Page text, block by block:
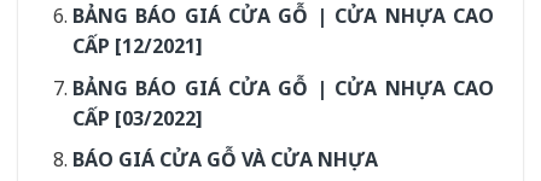
BẢNG BÁO GIÁ CỬA GỖ | CỬA NHỰA CAO
CẤP [12/2021]
BẢNG BÁO GIÁ CỬA GỖ | CỬA NHỰA CAO
CẤP [03/2022]
BÁO GIÁ CỬA GỖ VÀ CỬA NHỰA